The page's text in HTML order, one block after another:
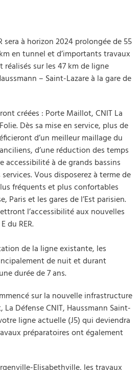
sera à horizon 2024 prolongée de 55
en tunnel et d’importants travaux
sur les 47 km de ligne
– Saint-Lazare à la gare de
créées : Porte Maillot, CNIT La
Dès sa mise en service, plus de
d’un meilleur maillage du
d’une réduction des temps
accessibilité à de grands bassins
Vous disposerez à terme de
fréquents et plus confortables
Paris et les gares de l’Est parisien.
l’accessibilité aux nouvelles
du RER.
de la ligne existante, les
de nuit et durant
durée de 7 ans.
sur la nouvelle infrastructure
Défense CNIT, Haussmann Saint-
ligne actuelle (J5) qui deviendra
préparatoires ont également